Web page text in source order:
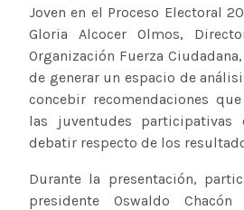
Joven en el Proceso Electoral
Gloria Alcocer Olmos,
Organización Fuerza
de generar un espacio de
concebir recomendaciones
las juventudes
debatir respecto de los
Durante la presentación,
presidente Oswaldo